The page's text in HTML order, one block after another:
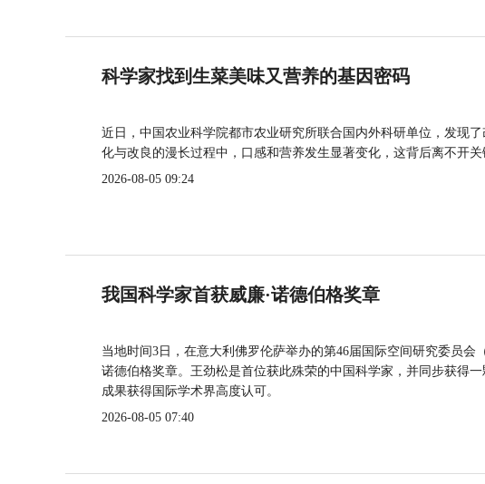
科学家找到生菜美味又营养的基因密码
近日，中国农业科学院都市农业研究所联合国内外科研单位，发现
化与改良的漫长过程中，口感和营养发生显著变化，这背后离不开关
2026-08-05 09:24
我国科学家首获威廉·诺德伯格奖章
当地时间3日，在意大利佛罗伦萨举办的第46届国际空间研究委员会
诺德伯格奖章。王劲松是首位获此殊荣的中国科学家，并同步获得
成果获得国际学术界高度认可。
2026-08-05 07:40